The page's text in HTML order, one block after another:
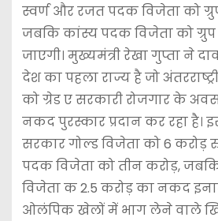
स्वर्ण और रजत पदक विजेता को
जबकि कांस्य पदक विजेता को ग्रुप
जाएगी। मुख्यमंत्री रेखा गुप्ता ने
देश का पहला राज्य है जो
को ग्रेड ए सरकारी रोजगार के
नकद पुरस्कार प्रदान कर रहा है।
सरकार गोल्ड विजेता को 6
पदक विजेता को तीन करोड़,
विजेता क 2.5 करोड़ का नकद
ओलंपिक खेलों में भाग लेने वाले